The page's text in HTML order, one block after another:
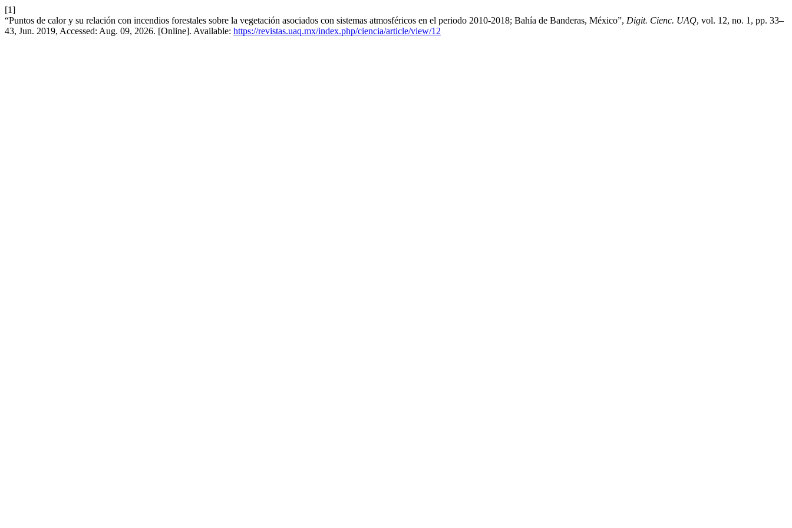
[1]
“Puntos de calor y su relación con incendios forestales sobre la vegetación asociados con sistemas atmosféricos en el periodo 2010-2018; Bahía de Banderas, México”, Digit. Cienc. UAQ, vol. 12, no. 1, pp. 33–
43, Jun. 2019, Accessed: Aug. 09, 2026. [Online]. Available: https://revistas.uaq.mx/index.php/ciencia/article/view/12